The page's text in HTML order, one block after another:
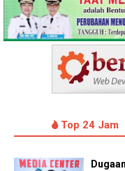
Top 24 Jam